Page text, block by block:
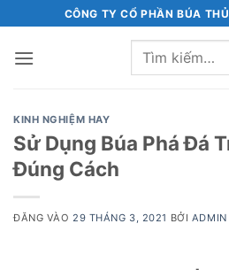
qua
nội
CÔNG TY CỔ PHẦN BÚA
Tìm
KINH NGHIỆM HAY
Sử Dụng Búa Phá Đá
Đúng Cách
ĐĂNG VÀO 29 THÁNG 3, 2021 BỞI ADMIN